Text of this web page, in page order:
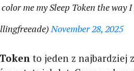
me my Sleep Token the way
November 28, 2025
to jeden z najbardziej